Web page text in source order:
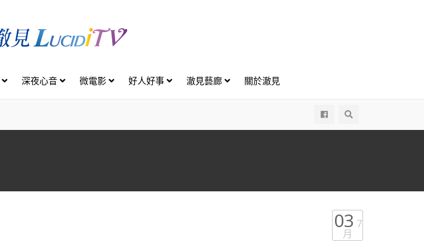
深夜心音 微電影 好人好事 澈見藝廊 關於澈見
03 7
月